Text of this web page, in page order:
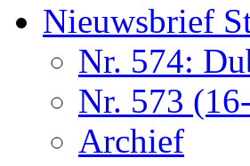
Nieuwsbrief
Nr. 574:
Nr. 573
Archief